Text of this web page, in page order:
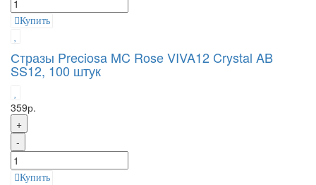
Купить
Стразы Preciosa MC Rose VIVA12 Crystal AB
SS12, 100 штук
359р.
+
-
Купить